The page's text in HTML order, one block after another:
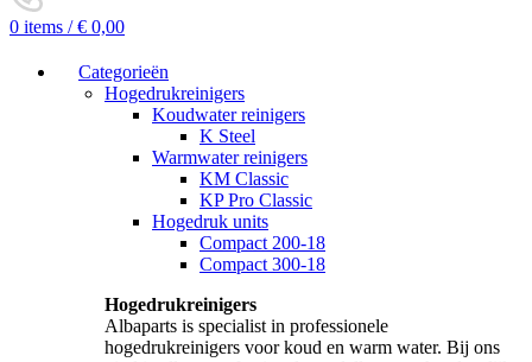
0 items / € 0,00
Categorieën
Hogedrukreinigers
Koudwater reinigers
K Steel
Warmwater reinigers
KM Classic
KP Pro Classic
Hogedruk units
Compact 200-18
Compact 300-18
Hogedrukreinigers
Albaparts is specialist in professionele
hogedrukreinigers voor koud en warm water. Bij ons